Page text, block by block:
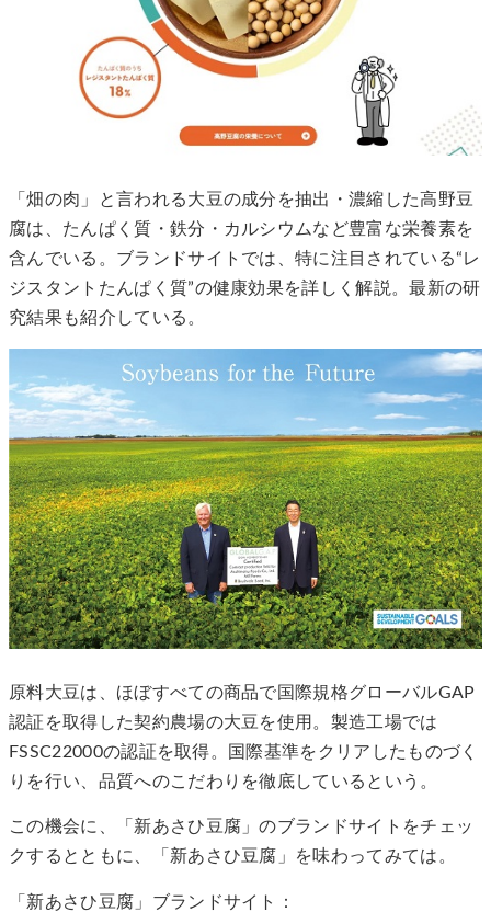
「畑の⾁」と⾔われる⼤⾖の成分を抽出・濃縮した⾼野⾖
腐は、たんぱく質・鉄分・カルシウムなど豊富な栄養素を
含んでいる。ブランドサイトでは、特に注⽬されている“レ
ジスタントたんぱく質”の健康効果を詳しく解説。最新の研
究結果も紹介している。
原料⼤⾖は、ほぼすべての商品で国際規格グローバルGAP
認証を取得した契約農場の⼤⾖を使⽤。製造⼯場では
FSSC22000の認証を取得。国際基準をクリアしたものづく
りを⾏い、品質へのこだわりを徹底しているという。
この機会に、「新あさひ⾖腐」のブランドサイトをチェッ
クするとともに、「新あさひ⾖腐」を味わってみては。
「新あさひ豆腐」ブランドサイト：